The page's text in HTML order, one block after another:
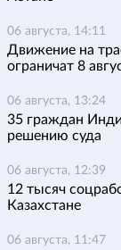
06 августа, 14:11
Движение на
ограничат 8
06 августа, 13:24
35 граждан
решению суда
06 августа, 12:39
12 тысяч
Казахстане
06 августа, 11:47